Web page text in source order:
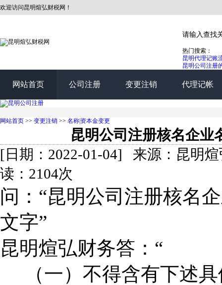
欢迎访问昆明煊弘财税网！
热门搜索：
昆明代理记账
昆明公司注册
网站首页 公司注册 变更注销 代理记帐
网站首页 >> 变更注销 >> 名称|资本金变更
昆明公司注册核名企业
[日期：2022-01-04] 来源：昆明
读：2104次
问：“昆明公司注册核名
文字”
昆明煊弘财务答：“
（一）不得含有下述具